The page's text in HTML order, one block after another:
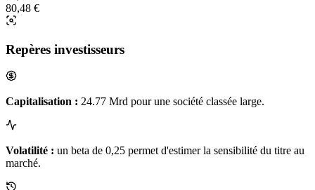
80,48 €
Repères investisseurs
Capitalisation : 24.77 Mrd pour une société classée large.
Volatilité : un beta de 0,25 permet d'estimer la sensibilité du titre au
marché.